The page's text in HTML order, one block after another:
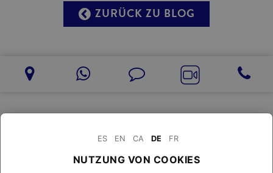
ZURÜCK ZU BLOG
ES EN CA DE FR
NUTZUNG VON COOKIES